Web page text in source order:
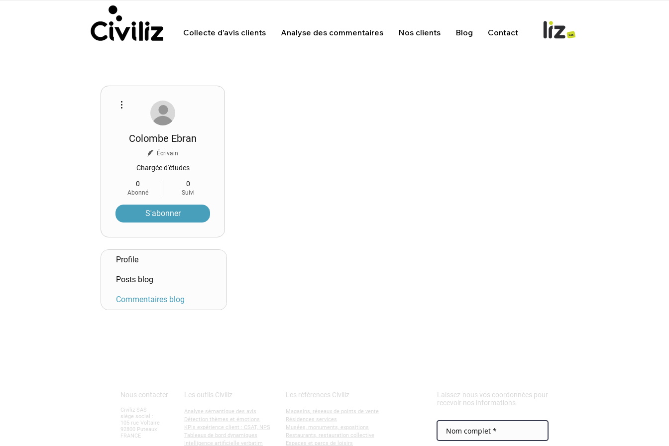
Collecte d'avis clients Analyse des commentaires Nos clients Blog Contact
Colombe Ebran
Écrivain
Chargée d'études
0
Abonné
0
Suivi
S'abonner
Profile
Posts blog
Commentaires blog
Nous contacter
Civiliz SAS
siège social :
105 rue Voltaire
92800 Puteaux
FRANCE
Les outils Civiliz
Analyse sémantique des avis
Détection thèmes et émotions
KPIs expérience client : CSAT, NPS
Tableaux de bord dynamiques
Intelligence artificielle verbatim
Les références Civiliz
Magasins, réseaux de points de vente
Résidences services
Musées, monuments, expositions
Restaurants, restauration collective
Espaces et parcs de loisirs
Laissez-nous vos coordonnées pour
recevoir nos informations